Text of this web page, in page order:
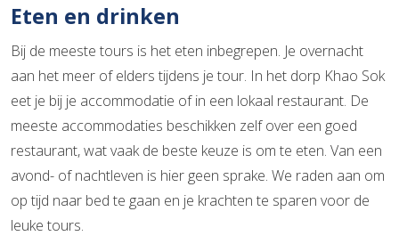
Eten en drinken
Bij de meeste tours is het eten inbegrepen. Je overnacht
aan het meer of elders tijdens je tour. In het dorp Khao Sok
eet je bij je accommodatie of in een lokaal restaurant. De
meeste accommodaties beschikken zelf over een goed
restaurant, wat vaak de beste keuze is om te eten. Van een
avond- of nachtleven is hier geen sprake. We raden aan om
op tijd naar bed te gaan en je krachten te sparen voor de
leuke tours.